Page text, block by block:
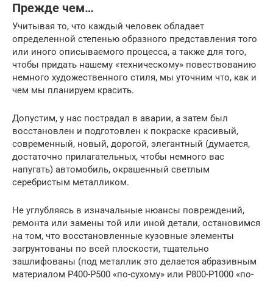
Прежде чем…
Учитывая то, что каждый человек обладает
определенной степенью образного представления того
или иного описываемого процесса, а также для того,
чтобы придать нашему «техническому» повествованию
немного художественного стиля, мы уточним что, как и
чем мы планируем красить.
Допустим, у нас пострадал в аварии, а затем был
восстановлен и подготовлен к покраске красивый,
современный, новый, дорогой, элегантный (думается,
достаточно прилагательных, чтобы немного вас
напугать) автомобиль, окрашенный светлым
серебристым металликом.
Не углубляясь в изначальные нюансы повреждений,
ремонта или замены той или иной детали, остановимся
на том, что восстановленные кузовные элементы
загрунтованы по всей плоскости, тщательно
зашлифованы (под металлик это делается абразивным
материалом P400-Р500 «по-сухому» или P800-Р1000 «по-